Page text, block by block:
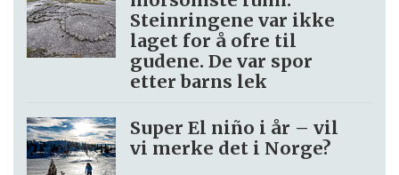
Steinringene var ikke
laget for å ofre til
gudene. De var spor
etter barns lek
Super El niño i år – vil
vi merke det i Norge?